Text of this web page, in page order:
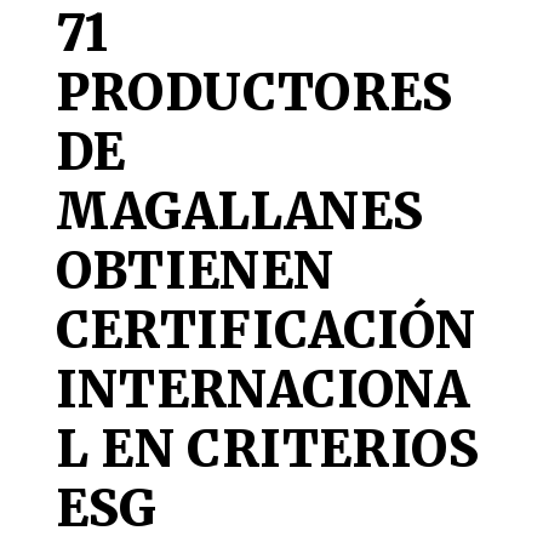
71
PRODUCTORES
DE
MAGALLANES
OBTIENEN
CERTIFICACIÓN
INTERNACIONA
L EN CRITERIOS
ESG